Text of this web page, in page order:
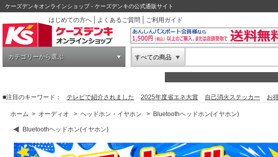
ケーズデンキオンラインショップ - ケーズデンキの公式通販サイト
はじめての方へ
よくあるご質問 ご利用ガイド
カテゴリーから選ぶ すべての商品
■注目のキーワード： テレビで紹介されました 2025年度省エネ大賞 自己消火ステッカー お
ホーム > オーディオ > ヘッドホン・イヤホン > Bluetoothヘッドホン(イヤホン)
Bluetoothヘッドホン(イヤホン)